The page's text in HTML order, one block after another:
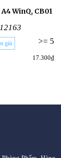
WinQ, CB01
>= 5
giá
17.300₫